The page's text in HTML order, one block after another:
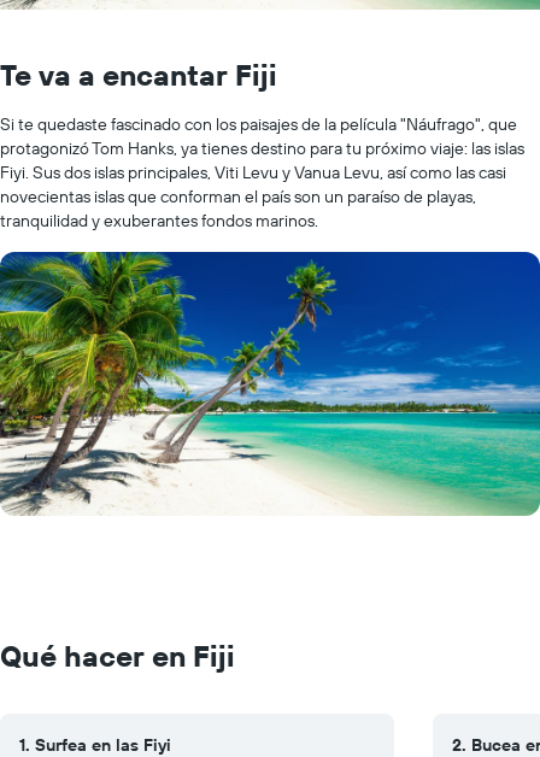
Te va a encantar Fiji
Si te quedaste fascinado con los paisajes de la película "Náufrago", que
protagonizó Tom Hanks, ya tienes destino para tu próximo viaje: las islas
Fiyi. Sus dos islas principales, Viti Levu y Vanua Levu, así como las casi
novecientas islas que conforman el país son un paraíso de playas,
tranquilidad y exuberantes fondos marinos.
Qué hacer en Fiji
1. Surfea en las Fiyi
2. Bucea